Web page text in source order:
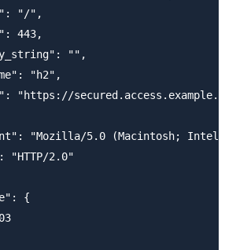
"/",
443,
"",
"h2",
"https://
"Mozilla/5.0 (Macintosh;
"HTTP/2.0"
{